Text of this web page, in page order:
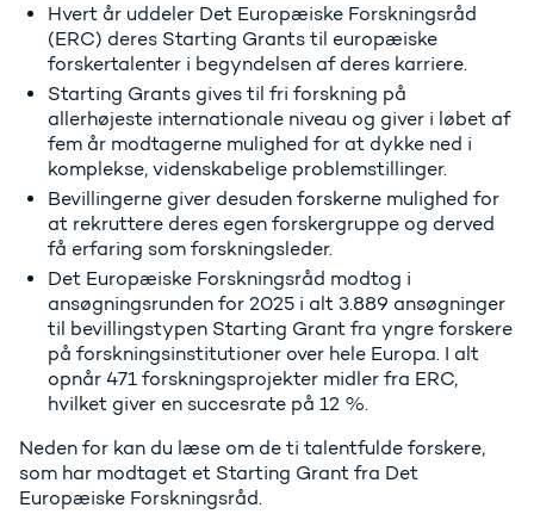
Hvert år uddeler Det Europæiske Forskningsråd
(ERC) deres Starting Grants til europæiske
forskertalenter i begyndelsen af deres karriere.
Starting Grants gives til fri forskning på
allerhøjeste internationale niveau og giver i løbet af
fem år modtagerne mulighed for at dykke ned i
komplekse, videnskabelige problemstillinger.
Bevillingerne giver desuden forskerne mulighed for
at rekruttere deres egen forskergruppe og derved
få erfaring som forskningsleder.
Det Europæiske Forskningsråd modtog i
ansøgningsrunden for 2025 i alt 3.889 ansøgninger
til bevillingstypen Starting Grant fra yngre forskere
på forskningsinstitutioner over hele Europa. I alt
opnår 471 forskningsprojekter midler fra ERC,
hvilket giver en succesrate på 12 %.
Neden for kan du læse om de ti talentfulde forskere,
som har modtaget et Starting Grant fra Det
Europæiske Forskningsråd.